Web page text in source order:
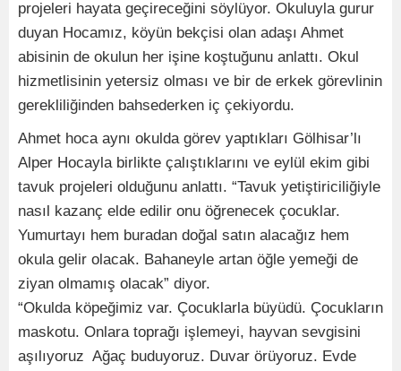
projeleri hayata geçireceğini söylüyor. Okuluyla gurur
duyan Hocamız, köyün bekçisi olan adaşı Ahmet
abisinin de okulun her işine koştuğunu anlattı. Okul
hizmetlisinin yetersiz olması ve bir de erkek görevlinin
gerekliliğinden bahsederken iç çekiyordu.
Ahmet hoca aynı okulda görev yaptıkları Gölhisar’lı
Alper Hocayla birlikte çalıştıklarını ve eylül ekim gibi
tavuk projeleri olduğunu anlattı. “Tavuk yetiştiriciliğiyle
nasıl kazanç elde edilir onu öğrenecek çocuklar.
Yumurtayı hem buradan doğal satın alacağız hem
okula gelir olacak. Bahaneyle artan öğle yemeği de
ziyan olmamış olacak” diyor.
“Okulda köpeğimiz var. Çocuklarla büyüdü. Çocukların
maskotu. Onlara toprağı işlemeyi, hayvan sevgisini
aşılıyoruz Ağaç buduyoruz. Duvar örüyoruz. Evde